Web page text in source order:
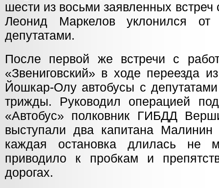
шести из восьми заявленных
Леонид Маркелов уклонился
депутатами.
После первой же встречи с
«Звениговский» в ходе переезда
Йошкар-Олу автобусы с
трижды. Руководил операцией
«Автобус» полковник ГИБДД
выступали два капитана
каждая остановка длилась не
приводило к пробкам и
дорогах.